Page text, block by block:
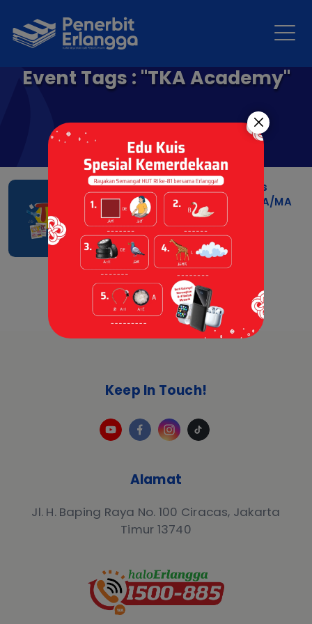
Event Tags : "TKA Academy"
TKA ACADEMY 2026: Kelas
Online untuk Jenjang SMA/MA
07 Jul 2026 | Berita
Alamat
Jl. H. Baping Raya No. 100 Ciracas, Jakarta
Timur 13740
Keep In Touch!